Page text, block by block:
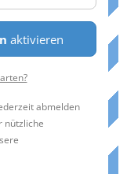
aktivieren
abmelden
nützliche